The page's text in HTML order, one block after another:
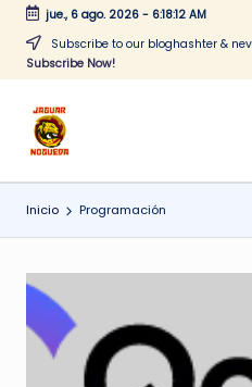
Saltar
jue., 6 ago. 2026- 6:18:12 AM
Subscribe to our bloghashter &
Subscribe Now!
J
a
g
a
r
CONTENIDO
Inicio Programación